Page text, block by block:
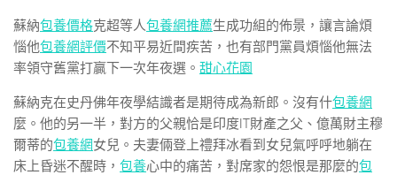
蘇納包養價格克超等人包養網推薦生成功組的佈景，讓言論煩
惱他包養網評價不知平易近間疾苦，也有部門黨員煩惱他無法
率領守舊黨打贏下一次年夜選。 甜心花園
蘇納克在史丹佛年夜學結識者是期待成為新郎。沒有什包養網
麼。他的另一半，對方的父親恰是印度IT財產之父、億萬財主穆
爾蒂的包養網女兒。夫妻倆登上禮拜冰看到女兒氣呼呼地躺在
床上昏迷不醒時， 包養心中的痛苦，對席家的怨恨是那麼的包